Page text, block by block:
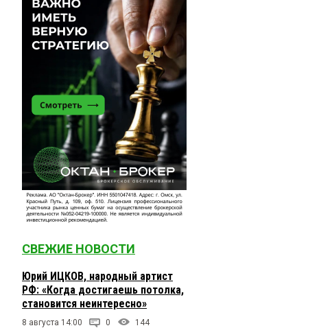
СВЕЖИЕ НОВОСТИ
Юрий ИЦКОВ, народный артист
РФ: «Когда достигаешь потолка,
становится неинтересно»
8 августа 14:00 0 144